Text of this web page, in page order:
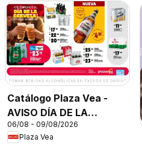
Catálogo Plaza Vea -
AVISO DÍA DE LA
CERVEZA
06/08 - 09/08/2026
Plaza Vea